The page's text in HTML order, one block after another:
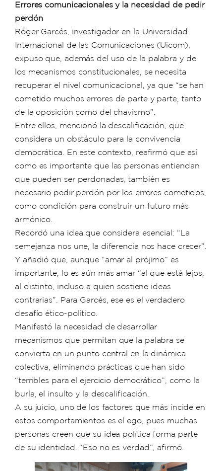
Errores comunicacionales y la necesidad de pedir
perdón
Róger Garcés, investigador en la Universidad
Internacional de las Comunicaciones (Uicom),
expuso que, además del uso de la palabra y de
los mecanismos constitucionales, se necesita
recuperar el nivel comunicacional, ya que “se han
cometido muchos errores de parte y parte, tanto
de la oposición como del chavismo”.
Entre ellos, mencionó la descalificación, que
considera un obstáculo para la convivencia
democrática. En este contexto, reafirmó que así
como es importante que las personas entiendan
que pueden ser perdonadas, también es
necesario pedir perdón por los errores cometidos,
como condición para construir un futuro más
armónico.
Recordó una idea que considera esencial: “La
semejanza nos une, la diferencia nos hace crecer”.
Y añadió que, aunque “amar al prójimo” es
importante, lo es aún más amar “al que está lejos,
al distinto, incluso a quien sostiene ideas
contrarias”. Para Garcés, ese es el verdadero
desafío ético-político.
Manifestó la necesidad de desarrollar
mecanismos que permitan que la palabra se
convierta en un punto central en la dinámica
colectiva, eliminando prácticas que han sido
“terribles para el ejercicio democrático”, como la
burla, el insulto y la descalificación.
A su juicio, uno de los factores que más incide en
estos comportamientos es el ego, pues muchas
personas creen que su idea política forma parte
de su identidad. “Eso no es verdad”, afirmó.